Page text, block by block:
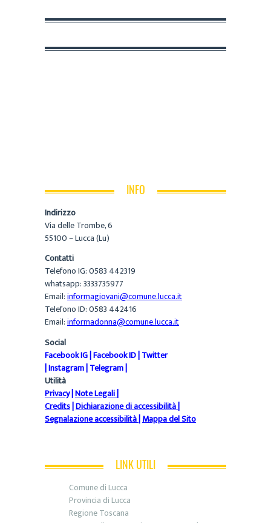
INFO
Indirizzo
Via delle Trombe, 6
55100 – Lucca (Lu)
Contatti
Telefono IG: 0583 442319
whatsapp: 3333735977
Email:informagiovani@comune.lucca.it
Telefono ID: 0583 442416
Email:informadonna@comune.lucca.it
Social
Facebook IG|Facebook ID|Twitter
|Instagram|Telegram|
Utilità
Privacy|Note Legali|
Credits|Dichiarazione di accessibilità|
Segnalazione accessibilità|Mappa del Sito
LINK UTILI
Comune di Lucca
Provincia di Lucca
Regione Toscana